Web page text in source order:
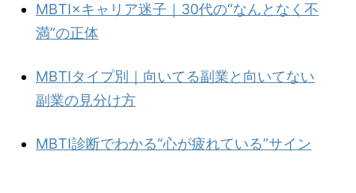
MBTI×キャリア迷子｜30代の“なんとなく不
満”の正体
MBTIタイプ別｜向いてる副業と向いてない
副業の見分け方
MBTI診断でわかる“心が疲れている”サイン